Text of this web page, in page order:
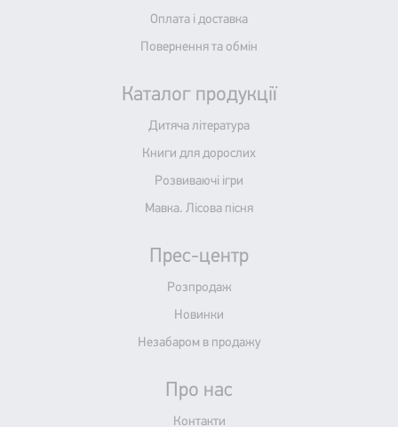
Оплата і доставка
Повернення та обмін
Каталог продукції
Дитяча література
Книги для дорослих
Розвиваючі ігри
Мавка. Лісова пісня
Прес-центр
Розпродаж
Новинки
Незабаром в продажу
Про нас
Контакти